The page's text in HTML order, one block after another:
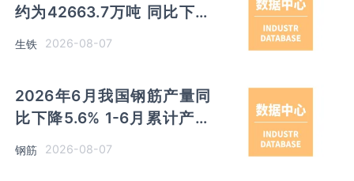
约为42663.7万吨 同比下降
2.8% 其中河北产量占比
22.7%排名第一
生铁 2026-08-07
2026年6月我国钢筋产量同
比下降5.6% 1-6月累计产量
钢筋 2026-08-07